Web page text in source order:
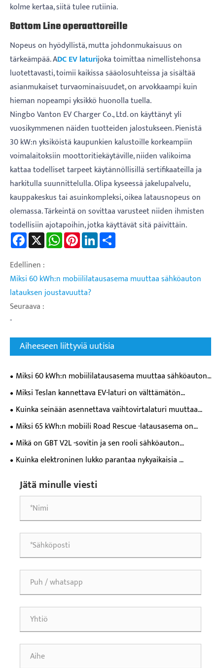
kolme kertaa, siitä tulee rutiinia.
Bottom Line operaattoreille
Nopeus on hyödyllistä, mutta johdonmukaisuus on
tärkeämpää. ADC EV laturijoka toimittaa nimellistehonsa
luotettavasti, toimii kaikissa sääolosuhteissa ja sisältää
asianmukaiset turvaominaisuudet, on arvokkaampi kuin
hieman nopeampi yksikkö huonolla tuella.
Ningbo Vanton EV Charger Co., Ltd. on käyttänyt yli
vuosikymmenen näiden tuotteiden jalostukseen. Pienistä
30 kW:n yksiköistä kaupunkien kalustoille korkeampiin
voimalaitoksiin moottoritiekäytäville, niiden valikoima
kattaa todelliset tarpeet käytännöllisillä sertifikaateilla ja
harkitulla suunnittelulla. Olipa kyseessä jakelupalvelu,
kauppakeskus tai asuinkompleksi, oikea latausnopeus on
olemassa. Tärkeintä on sovittaa varusteet niiden ihmisten
todellisiin ajotapoihin, jotka käyttävät sitä päivittäin.
Facebook WhatsAppPinterestLinkedIn
Edellinen :
Miksi 60 kWh:n mobiililatausasema muuttaa sähköauton
latauksen joustavuutta?
Seuraava :
-
Aiheeseen liittyviä uutisia
Miksi 60 kWh:n mobiililatausasema muuttaa sähköauton
latauksen joustavuutta?
Miksi Teslan kannettava EV-laturi on välttämätön
nykyaikaisille sähköajoneuvojen omistajille?
Kuinka seinään asennettava vaihtovirtalaturi muuttaa
päivittäisen sähköajoneuvon latauskokemuksen?
Miksi 65 kWh:n mobiili Road Rescue -latausasema on
välttämätön nykyaikaiselle sähköauton hätätuelle?
Mikä on GBT V2L -sovitin ja sen rooli sähköauton
virtalähteessä?
Kuinka elektroninen lukko parantaa nykyaikaisia ​​
Jätä minulle viesti